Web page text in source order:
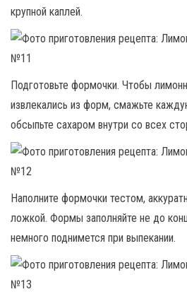
крупной каплей.
Подготовьте формочки. Чтобы
извлекались из форм, смажьте
обсыпьте сахаром внутри со всех
Наполните формочки тестом,
ложкой. Формы заполняйте не до
немного поднимется при выпекании.